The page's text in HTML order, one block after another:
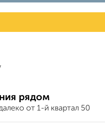
рядом
от 1-й квартал 50